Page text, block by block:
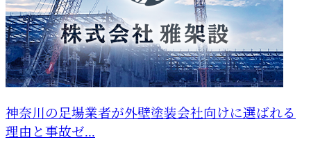
神奈川の足場業者が外壁塗装会社向けに選ばれる
理由と事故ゼ...